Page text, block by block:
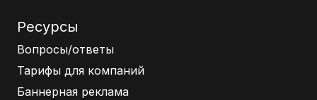
Ресурсы
Вопросы/ответы
Тарифы для компаний
Баннерная реклама